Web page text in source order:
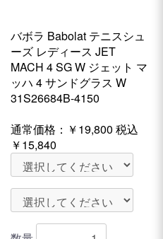
バボラ Babolat テニスシュ
ーズ レディース JET
MACH 4 SG W ジェット マ
ッハ 4 サンドグラス W
31S26684B-4150
通常価格： ￥19,800 税込
￥15,840